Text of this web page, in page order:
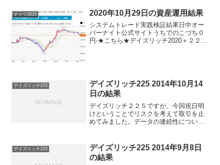
ナイツ2020 2020年10月29日の資産運用結果
システムトレード実践検証結果日中オー
バーナイト公式サイトうちでのこづち０
円-★こちら★デイズリッチ2020＋２２０
デイズリッチ225
デイズリッチ225 2014年10月14
日の結果
デイズリッチ２２５ですが、今回祝日明
けということでリスクを考えて取引を止
めてみました。データの連続性について
じです。サインを見るのも忘れましたが
（笑）気にしなくていいの...
デイズリッチ225
デイズリッチ225 2014年9月8日
の結果